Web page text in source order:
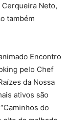
Cerqueira Neto,
também
Encontro
pelo Chef
da Nossa
ativos são
do